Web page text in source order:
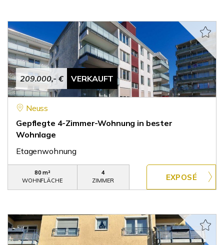
209.000,- € VERKAUFT
Neuss
Gepflegte 4-Zimmer-Wohnung in bester
Wohnlage
Etagenwohnung
80 m²
WOHNFLÄCHE
4
ZIMMER